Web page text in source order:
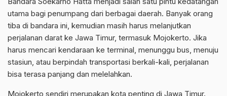
utama bagi penumpang dari berbagai daerah. Banyak orang
tiba di bandara ini, kemudian masih harus melanjutkan
perjalanan darat ke Jawa Timur, termasuk Mojokerto. Jika
harus mencari kendaraan ke terminal, menunggu bus, menuju
stasiun, atau berpindah transportasi berkali-kali, perjalanan
bisa terasa panjang dan melelahkan.
Mojokerto sendiri merupakan kota penting di Jawa Timur.